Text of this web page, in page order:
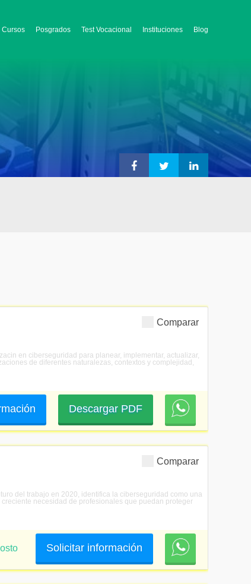
Cursos Posgrados Test Vocacional Instituciones Blog
Comparar
en ciberseguridad para planear, implementar, actualizar,
de diferentes naturalezas, contextos y complejidad,
Descargar PDF
Comparar
del trabajo en 2020, identifica la ciberseguridad como una
necesidad de profesionales que puedan proteger
Solicitar información